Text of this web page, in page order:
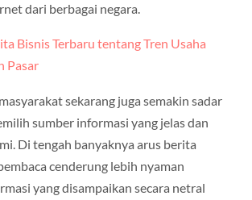
dari berbagai negara.
Bisnis Terbaru tentang Tren Usaha
Pasar
sekarang juga semakin sadar
sumber informasi yang jelas dan
Di tengah banyaknya arus berita
cenderung lebih nyaman
yang disampaikan secara netral